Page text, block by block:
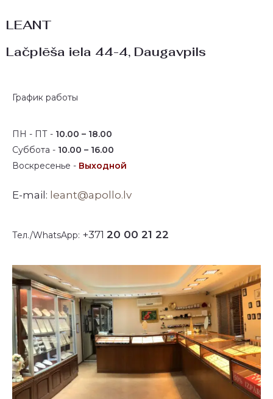
LEANT
Lačplēša iela 44-4, Daugavpils
График работы
ПН - ПТ - 10.00 – 18.00
Суббота - 10.00 – 16.00
Воскресенье - Выходной
E-mail: leant@apollo.lv
Тел./WhatsApp: +371 20 00 21 22